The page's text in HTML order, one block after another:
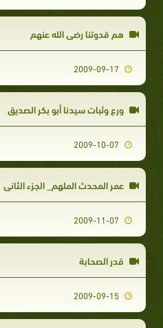
هم قدوتنا رضي الله عنهم
ورع وثبات سيدنا أبو بكر الصديق
عمر المحدث الملهم_ الجزء الثاني
قدر الصحابة